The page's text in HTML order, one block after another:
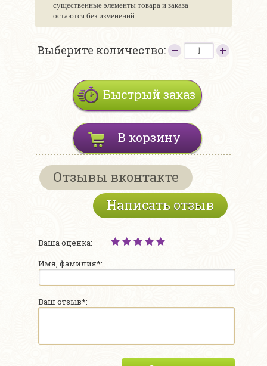
существенные элементы товара и заказа
остаются без изменений.
Выберите количество:
Быстрый заказ
В корзину
Отзывы вконтакте
Написать отзыв
Ваша оценка:
Имя, фамилия*:
Ваш отзыв*: